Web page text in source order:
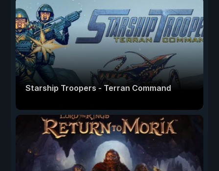
Starship Troopers - Terran Command